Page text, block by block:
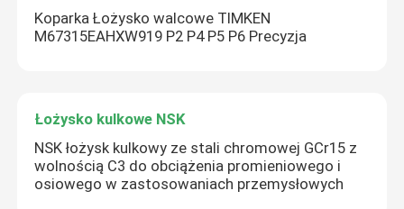
Koparka Łożysko walcowe TIMKEN
M67315EAHXW919 P2 P4 P5 P6 Precyzja
Łożysko kulkowe NSK
NSK łożysk kulkowy ze stali chromowej GCr15 z
wolnością C3 do obciążenia promieniowego i
osiowego w zastosowaniach przemysłowych